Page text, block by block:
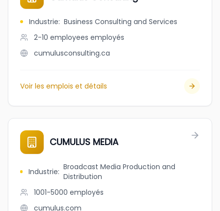
Industrie: Business Consulting and Services
2-10 employees employés
cumulusconsulting.ca
Voir les emplois et détails
CUMULUS MEDIA
Industrie: Broadcast Media Production and
Distribution
1001-5000 employés
cumulus.com